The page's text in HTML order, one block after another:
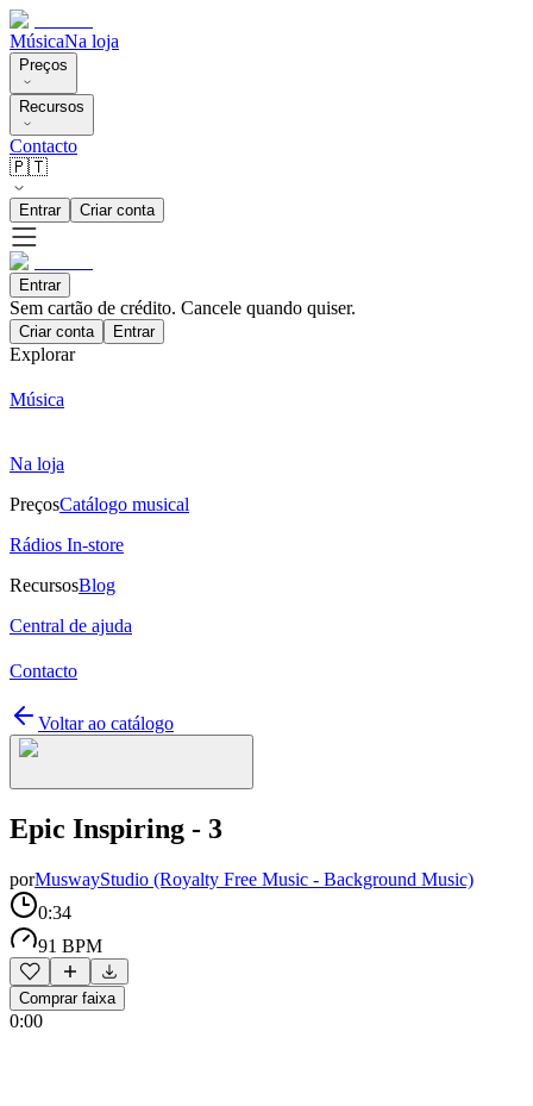
MúsicaNa loja
Preços
Recursos
Contacto
🇵🇹
Entrar Criar conta
Entrar
Sem cartão de crédito. Cancele quando quiser.
Criar conta Entrar
Explorar
Música
Na loja
PreçosCatálogo musical
Rádios In-store
RecursosBlog
Central de ajuda
Contacto
Voltar ao catálogo
Epic Inspiring - 3
porMuswayStudio (Royalty Free Music - Background Music)
0:34
91 BPM
Comprar faixa
0:00